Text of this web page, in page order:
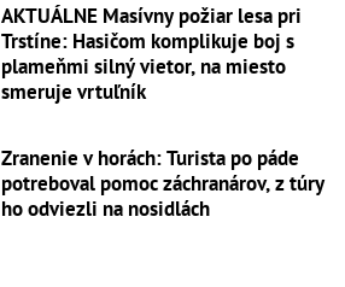
AKTUÁLNE Masívny požiar lesa pri
Trstíne: Hasičom komplikuje boj s
plameňmi silný vietor, na miesto
smeruje vrtuľník
Zranenie v horách: Turista po páde
potreboval pomoc záchranárov, z túry
ho odviezli na nosidlách